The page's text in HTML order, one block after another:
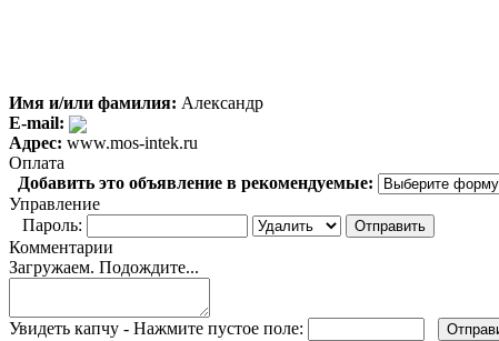
Имя и/или фамилия: Александр
E-mail:
Адрес: www.mos-intek.ru
Оплата
Добавить это объявление в рекомендуемые:
Управление
Пароль:
Комментарии
Загружаем. Подождите...
Увидеть капчу - Нажмите пустое поле: